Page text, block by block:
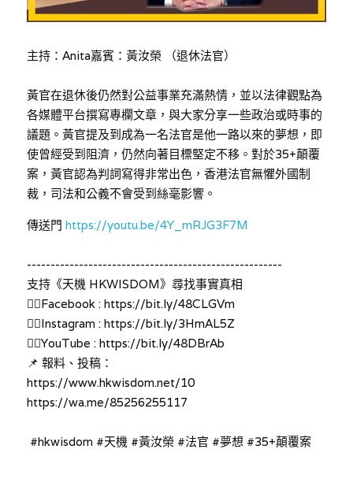
林伯強專欄
馮煒光專欄
KOL 精選
大衛sir專欄
曾子晴 - 晴深直說
龔靜儀大律師專欄
陳貴春大律師專欄
陳子遷律師專欄
羅浚軒專欄
溫志倫專欄
汪明欣專欄
張美雄專欄
條款及細則
關於我們
主持：Anita嘉賓：黃汝榮 （退休法官）
黃官在退休後仍然對公益事業充滿熱情，並以法律觀點為
各媒體平台撰寫專欄文章，與大家分享一些政治或時事的
議題。黃官提及到成為一名法官是他一路以來的夢想，即
使曾經受到阻濟，仍然向著目標堅定不移。對於35+顛覆
案，黃官認為判詞寫得非常出色，香港法官無懼外國制
裁，司法和公義不會受到絲毫影響。
傳送門 https://youtu.be/4Y_mRJG3F7M
------------------------------------------------------
支持《天機 HKWISDOM》尋找事實真相
👉🏻Facebook : https://bit.ly/48CLGVm
👉🏻Instagram : https://bit.ly/3HmAL5Z
👉🏻YouTube : https://bit.ly/48DBrAb
📌 報料、投稿：
https://www.hkwisdom.net/10
https://wa.me/85256255117
#hkwisdom #天機 #黃汝榮 #法官 #夢想 #35+顛覆案